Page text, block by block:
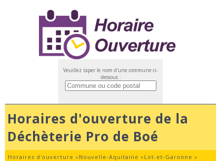
Veuillez taper le nom d'une commune ci-
dessous :
Horaires d'ouverture de la
Déchèterie Pro de Boé
Horaires d'ouverture » Nouvelle-Aquitaine » Lot-et-Garonne »